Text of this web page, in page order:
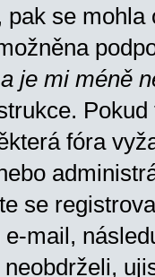
pak se
je mi méně
fóra
se
mail,